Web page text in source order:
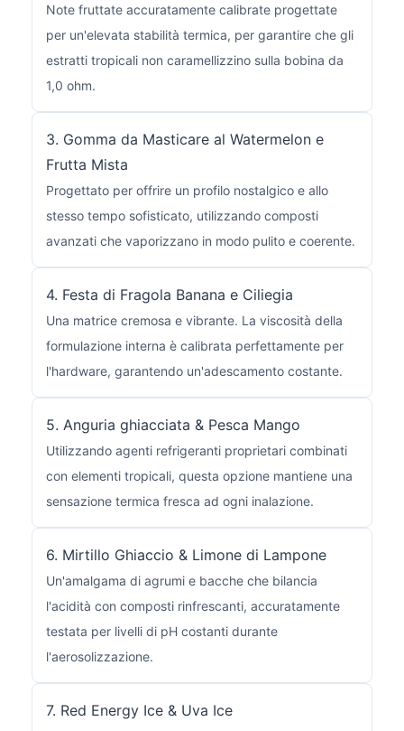
Note fruttate accuratamente calibrate progettate
per un'elevata stabilità termica, per garantire che gli
estratti tropicali non caramellizzino sulla bobina da
1,0 ohm.
3. Gomma da Masticare al Watermelon e
Frutta Mista
Progettato per offrire un profilo nostalgico e allo
stesso tempo sofisticato, utilizzando composti
avanzati che vaporizzano in modo pulito e coerente.
4. Festa di Fragola Banana e Ciliegia
Una matrice cremosa e vibrante. La viscosità della
formulazione interna è calibrata perfettamente per
l'hardware, garantendo un'adescamento costante.
5. Anguria ghiacciata & Pesca Mango
Utilizzando agenti refrigeranti proprietari combinati
con elementi tropicali, questa opzione mantiene una
sensazione termica fresca ad ogni inalazione.
6. Mirtillo Ghiaccio & Limone di Lampone
Un'amalgama di agrumi e bacche che bilancia
l'acidità con composti rinfrescanti, accuratamente
testata per livelli di pH costanti durante
l'aerosolizzazione.
7. Red Energy Ice & Uva Ice